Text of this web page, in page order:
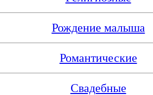
Рождение малыша
Романтические
Свадебные